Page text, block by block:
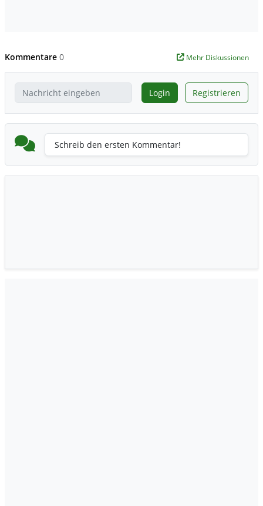
Kommentare 0 Mehr Diskussionen
Login Registrieren
Schreib den ersten Kommentar!